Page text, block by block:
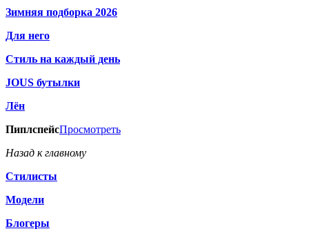
Зимняя подборка 2026
Для него
Стиль на каждый день
JOUS бутылки
Лён
ПиплспейсПросмотреть
Назад к главному
Стилисты
Модели
Блогеры